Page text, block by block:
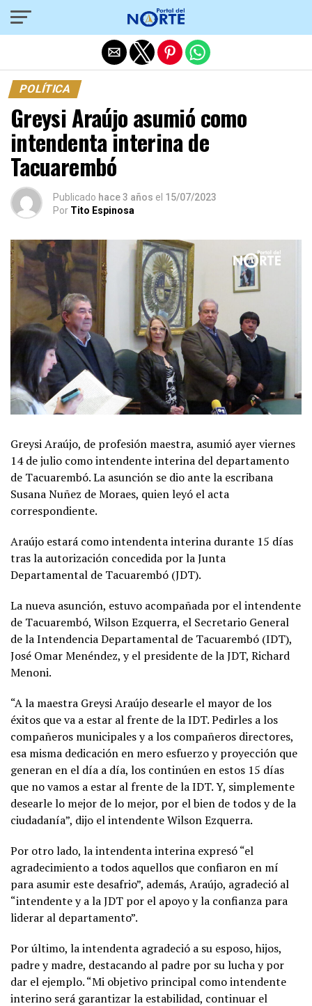
POLÍTICA
Greysi Araújo asumió como
intendenta interina de
Tacuarembó
Publicado hace 3 años el 15/07/2023
Por Tito Espinosa
Greysi Araújo, de profesión maestra, asumió ayer viernes
14 de julio como intendente interina del departamento
de Tacuarembó. La asunción se dio ante la escribana
Susana Nuñez de Moraes, quien leyó el acta
correspondiente.
Araújo estará como intendenta interina durante 15 días
tras la autorización concedida por la Junta
Departamental de Tacuarembó (JDT).
La nueva asunción, estuvo acompañada por el intendente
de Tacuarembó, Wilson Ezquerra, el Secretario General
de la Intendencia Departamental de Tacuarembó (IDT),
José Omar Menéndez, y el presidente de la JDT, Richard
Menoni.
“A la maestra Greysi Araújo desearle el mayor de los
éxitos que va a estar al frente de la IDT. Pedirles a los
compañeros municipales y a los compañeros directores,
esa misma dedicación en mero esfuerzo y proyección que
generan en el día a día, los continúen en estos 15 días
que no vamos a estar al frente de la IDT. Y, simplemente
desearle lo mejor de lo mejor, por el bien de todos y de la
ciudadanía”, dijo el intendente Wilson Ezquerra.
Por otro lado, la intendenta interina expresó “el
agradecimiento a todos aquellos que confiaron en mí
para asumir este desafrio”, además, Araújo, agradeció al
“intendente y a la JDT por el apoyo y la confianza para
liderar al departamento”.
Por último, la intendenta agradeció a su esposo, hijos,
padre y madre, destacando al padre por su lucha y por
dar el ejemplo. “Mi objetivo principal como intendente
interino será garantizar la estabilidad, continuar el
Salir de la versión móvil